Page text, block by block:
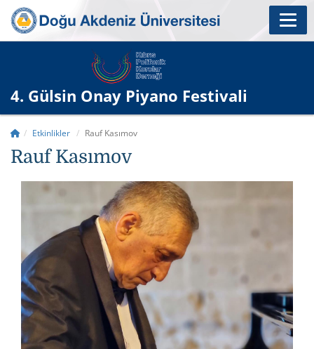
4. Gülsin Onay Piyano Festivali
Etkinlikler Rauf Kasımov
Rauf Kasımov